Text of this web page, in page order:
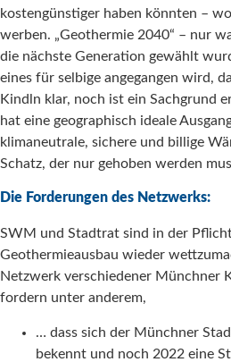
kostengünstiger haben könnten –
werben. „Geothermie 2040“ – nur
die nächste Generation gewählt
eines für selbige angegangen wird,
Kindln klar, noch ist ein Sachgrund
hat eine geographisch ideale
klimaneutrale, sichere und billige
Schatz, der nur gehoben werden
Die Forderungen des Netzwerks:
SWM und Stadtrat sind in der
Geothermieausbau wieder
Netzwerk verschiedener Münchner
fordern unter anderem,
… dass sich der Münchner
bekennt und noch 2022 eine